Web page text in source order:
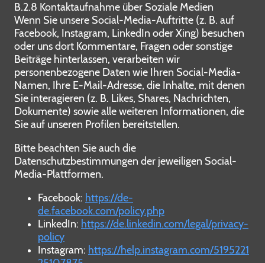
B.2.8 Kontaktaufnahme über Soziale Medien
Wenn Sie unsere Social-Media-Auftritte (z. B. auf
Facebook, Instagram, LinkedIn oder Xing) besuchen
oder uns dort Kommentare, Fragen oder sonstige
Beiträge hinterlassen, verarbeiten wir
personenbezogene Daten wie Ihren Social-Media-
Namen, Ihre E-Mail-Adresse, die Inhalte, mit denen
Sie interagieren (z. B. Likes, Shares, Nachrichten,
Dokumente) sowie alle weiteren Informationen, die
Sie auf unseren Profilen bereitstellen.
Bitte beachten Sie auch die
Datenschutzbestimmungen der jeweiligen Social-
Media-Plattformen.
Facebook: https://de-
de.facebook.com/policy.php
LinkedIn: https://de.linkedin.com/legal/privacy-
policy
Instagram: https://help.instagram.com/5195221